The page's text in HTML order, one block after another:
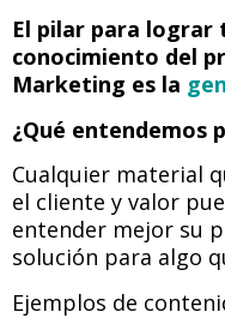
El pilar para
conocimiento del
Marketing es la
¿Qué entendemos
Cualquier material
el cliente y valor
entender mejor su
solución para algo
Ejemplos de